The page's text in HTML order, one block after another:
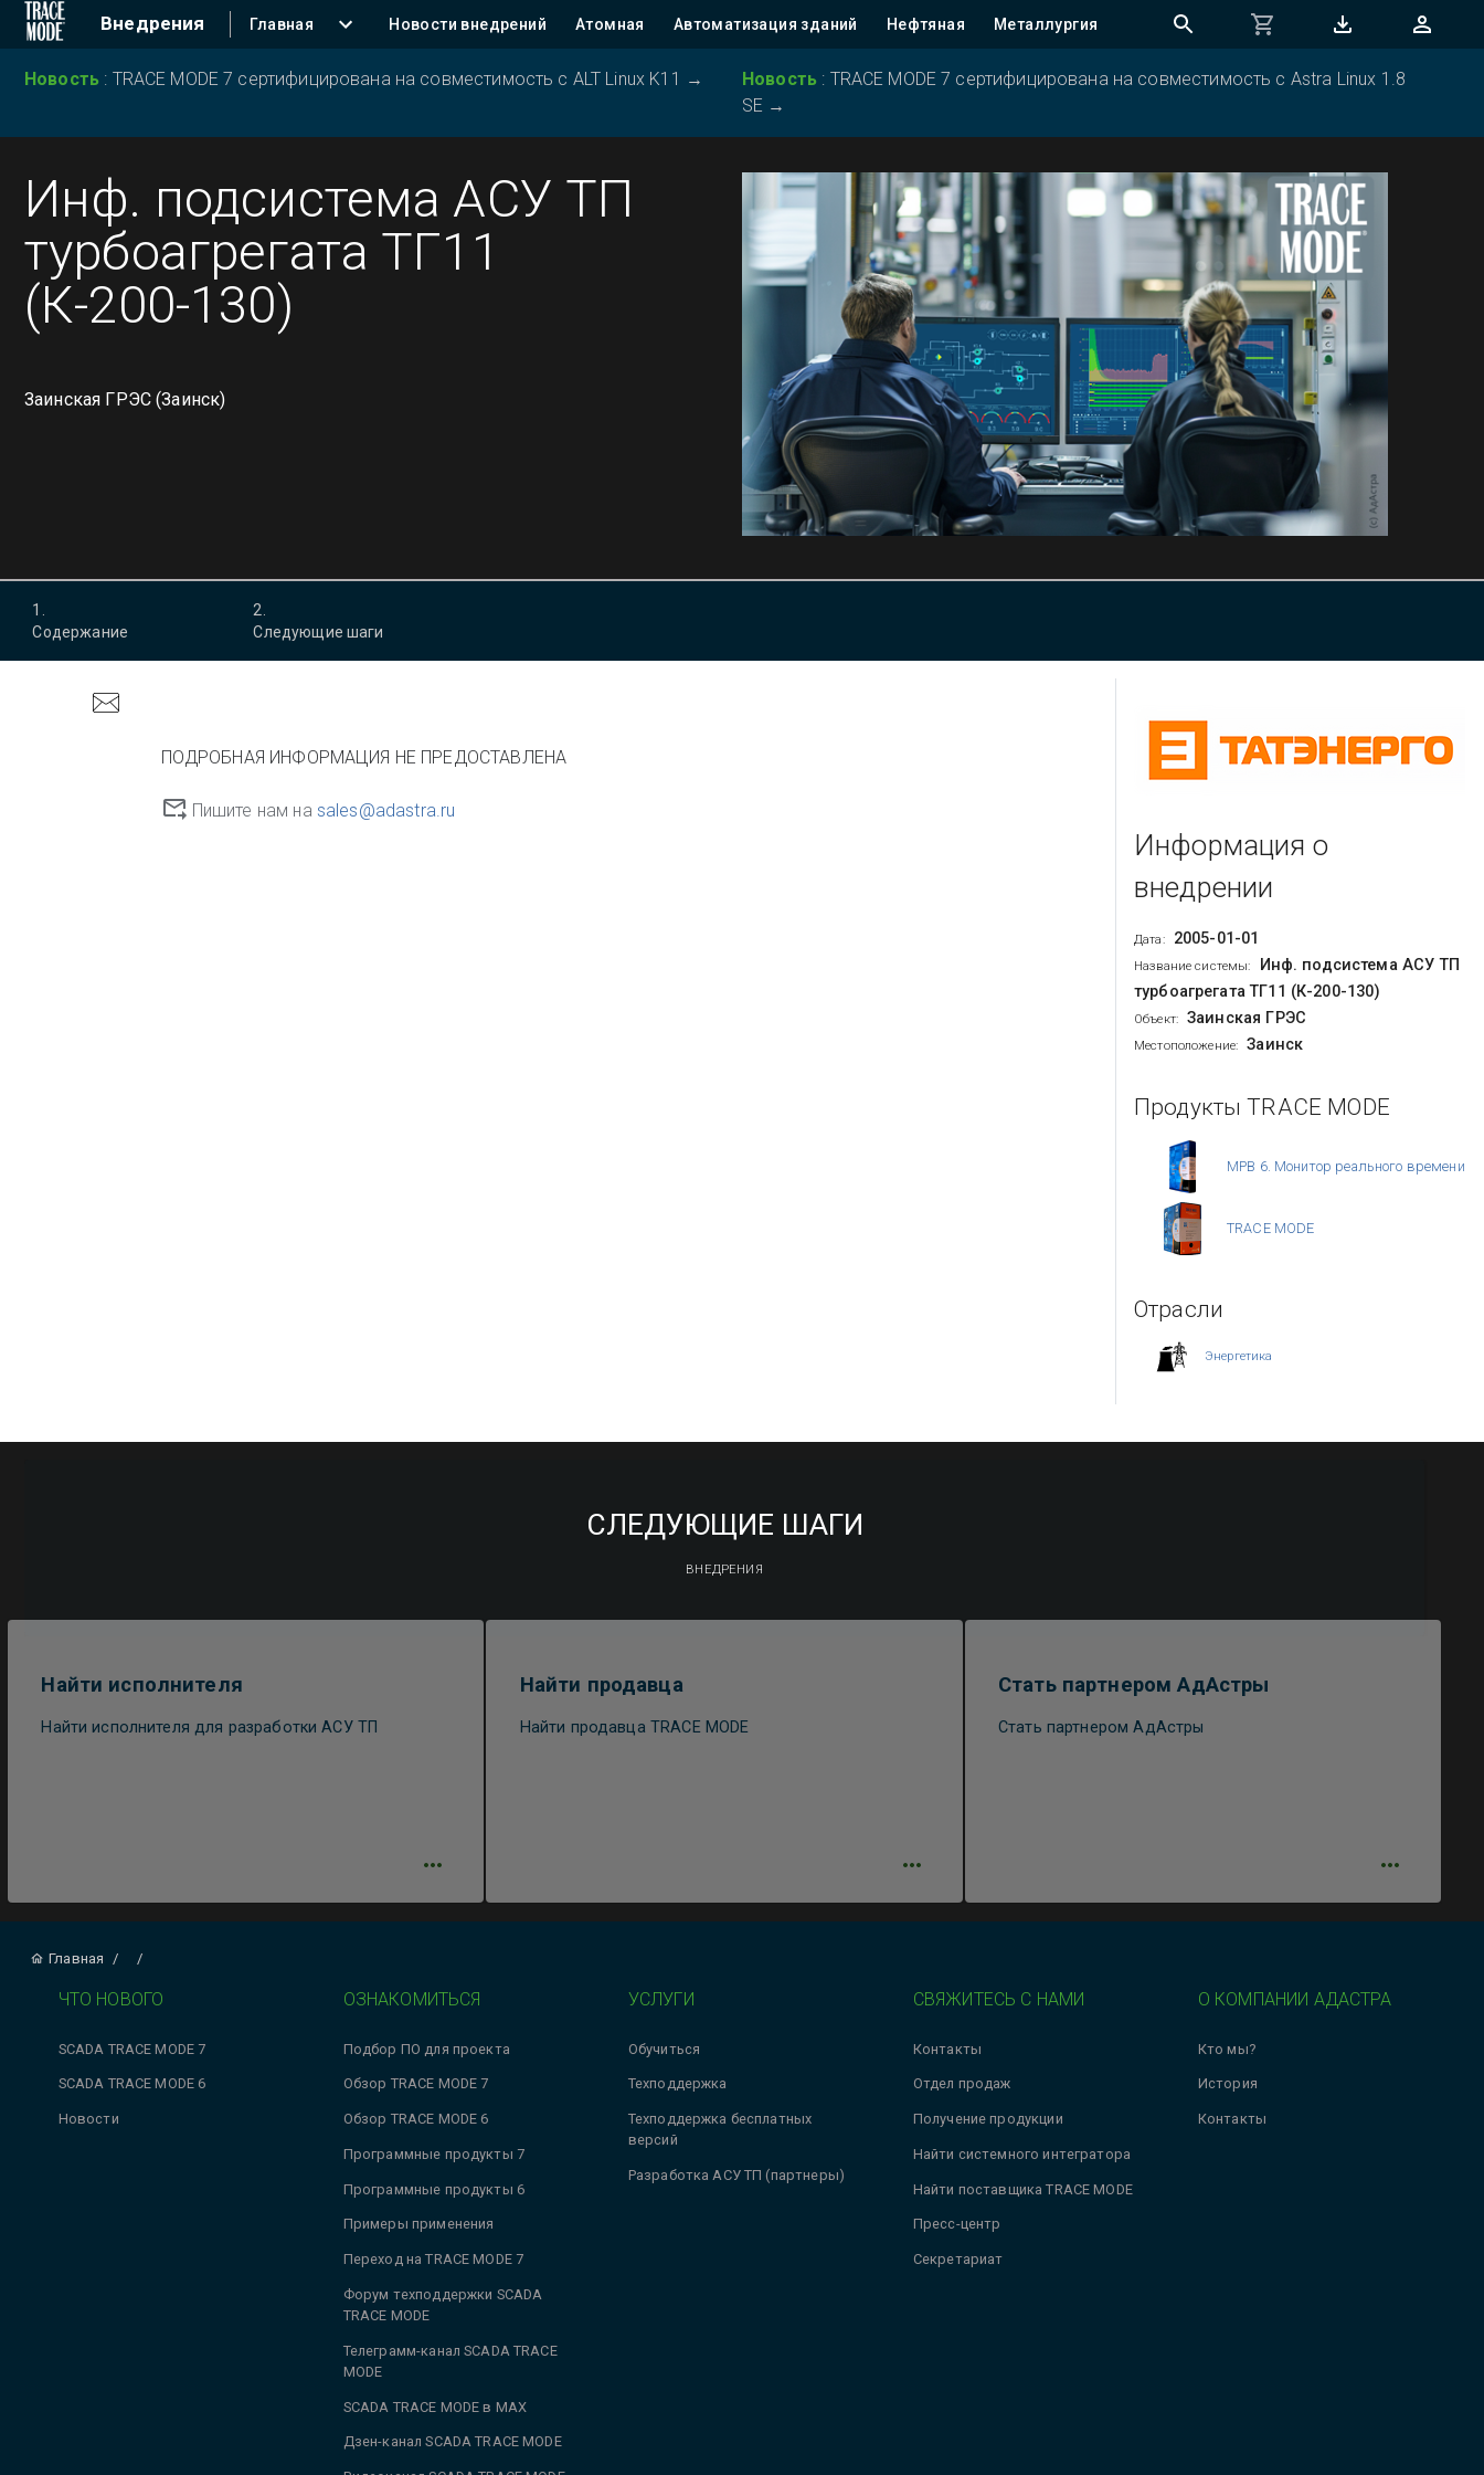
Внедрения Главная Новости внедрений Атомная Автоматизация зданий Нефтяная Металлургия
Новость : TRACE MODE 7 сертифицирована на совместимость с ALT Linux K11 → Новость : TRACE MODE 7 сертифицирована на совместимость с Astra Linux 1.8
SE →
Инф. подсистема АСУ ТП
турбоагрегата ТГ11
(К-200-130)
Заинская ГРЭС (Заинск)
1
Содержание
2
Следующие шаги
ПОДРОБНАЯ ИНФОРМАЦИЯ НЕ ПРЕДОСТАВЛЕНА
Пишите нам на sales@adastra.ru
Информация о
внедрении
Дата: 2005-01-01
Название системы:
Инф. подсистема АСУ ТП
турбоагрегата ТГ11 (К-200-130)
Объект: Заинская ГРЭС
Местоположение: Заинск
Продукты TRACE MODE
МРВ 6. Монитор реального времени
TRACE MODE
Отрасли
Энергетика
СЛЕДУЮЩИЕ ШАГИ
ВНЕДРЕНИЯ
Найти исполнителя
Найти исполнителя для разработки АСУ ТП
Найти продавца
Найти продавца TRACE MODE
Стать партнером АдАстры
Стать партнером АдАстры
Главная / /
ЧТО НОВОГО
SCADA TRACE MODE 7
SCADA TRACE MODE 6
Новости
ОЗНАКОМИТЬСЯ
Подбор ПО для проекта
Обзор TRACE MODE 7
Обзор TRACE MODE 6
Программные продукты 7
Программные продукты 6
Примеры применения
Переход на TRACE MODE 7
Форум техподдержки SCADA
TRACE MODE
Телеграмм-канал SCADA TRACE
MODE
SCADA TRACE MODE в MAX
Дзен-канал SCADA TRACE MODE
УСЛУГИ
Обучиться
Техподдержка
Техподдержка бесплатных
версий
Разработка АСУ ТП (партнеры)
СВЯЖИТЕСЬ С НАМИ
Контакты
Отдел продаж
Получение продукции
Найти системного интегратора
Найти поставщика TRACE MODE
Пресс-центр
Секретариат
О КОМПАНИИ АДАСТРА
Кто мы?
История
Контакты